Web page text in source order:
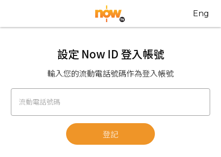
Eng
設定 Now ID 登入帳號
輸入您的流動電話號碼作為登入帳號
流動電話號碼
登記